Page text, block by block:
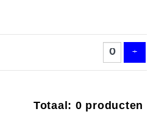
AANTAL
+
Totaal: 0 producten